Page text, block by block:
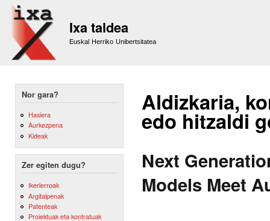
Ixa taldea
Euskal Herriko Unibertsitatea
Nor gara?
Hasiera
Aurkezpena
Kideak
Zer egiten dugu?
Ikerlerroak
Argitalpenak
Patenteak
Proiektuak eta kontratuak
Aldizkaria,
edo hitzaldi
Next
Models Meet